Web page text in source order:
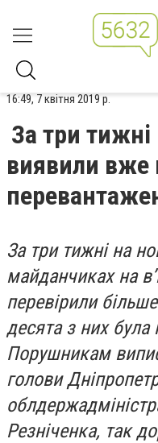
16:49, 7 квітня 2019 р.
За три тижні
виявили вже
За три тижні на
майданчиках на
перевірили
десята з них була
Порушникам
голови
Резніченка, так